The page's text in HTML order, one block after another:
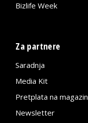
Bizlife Week
Za partnere
Saradnja
Media Kit
Pretplata na magazin
Newsletter